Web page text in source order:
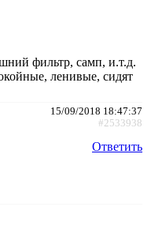
фильтр, самп, и.т.д.
ленивые, сидят
15/09/2018 18:47:37
#2533938
Ответить